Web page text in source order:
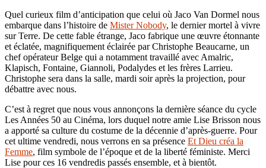
Quel curieux film d’anticipation que celui où Jaco Van Dormel nous
embarque dans l’histoire de Mister Nobody, le dernier mortel à vivre
sur Terre. De cette fable étrange, Jaco fabrique une œuvre étonnante
et éclatée, magnifiquement éclairée par Christophe Beaucarne, un
chef opérateur Belge qui a notamment travaillé avec Amalric,
Klapisch, Fontaine, Giannoli, Podalydes et les frères Larrieu.
Christophe sera dans la salle, mardi soir après la projection, pour
débattre avec nous.
C’est à regret que nous vous annonçons la dernière séance du cycle
Les Années 50 au Cinéma, lors duquel notre amie Lise Brisson nous
a apporté sa culture du costume de la décennie d’après-guerre. Pour
cet ultime vendredi, nous verrons en sa présence Et Dieu créa la
Femme, film symbole de l’époque et de la liberté féministe. Merci
Lise pour ces 16 vendredis passés ensemble, et à bientôt.